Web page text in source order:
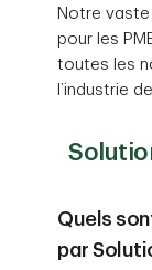
Notre
pour les
toutes les
l’industrie
Quels
par